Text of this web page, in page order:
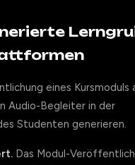
eines Kursmoduls
Audio-Begleiter in der
Studenten generieren.
Das Modul-